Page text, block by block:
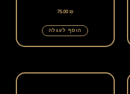
75.00 ₪
הוסף לעגלה